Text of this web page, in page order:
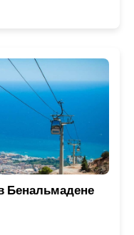
Бенальмадене